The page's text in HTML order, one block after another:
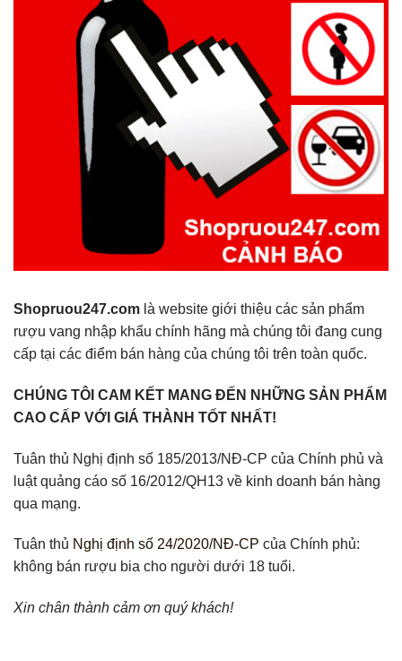
Shopruou247.com là website giới thiệu các sản phẩm
rượu vang nhập khẩu chính hãng mà chúng tôi đang cung
cấp tại các điểm bán hàng của chúng tôi trên toàn quốc.
CHÚNG TÔI CAM KẾT MANG ĐẾN NHỮNG SẢN PHẨM
CAO CẤP VỚI GIÁ THÀNH TỐT NHẤT!
Tuân thủ Nghị định số 185/2013/NĐ-CP của Chính phủ và
luật quảng cáo số 16/2012/QH13 về kinh doanh bán hàng
qua mạng.
Tuân thủ Nghị định số 24/2020/NĐ-CP của Chính phủ:
không bán rượu bia cho người dưới 18 tuổi.
Xin chân thành cảm ơn quý khách!